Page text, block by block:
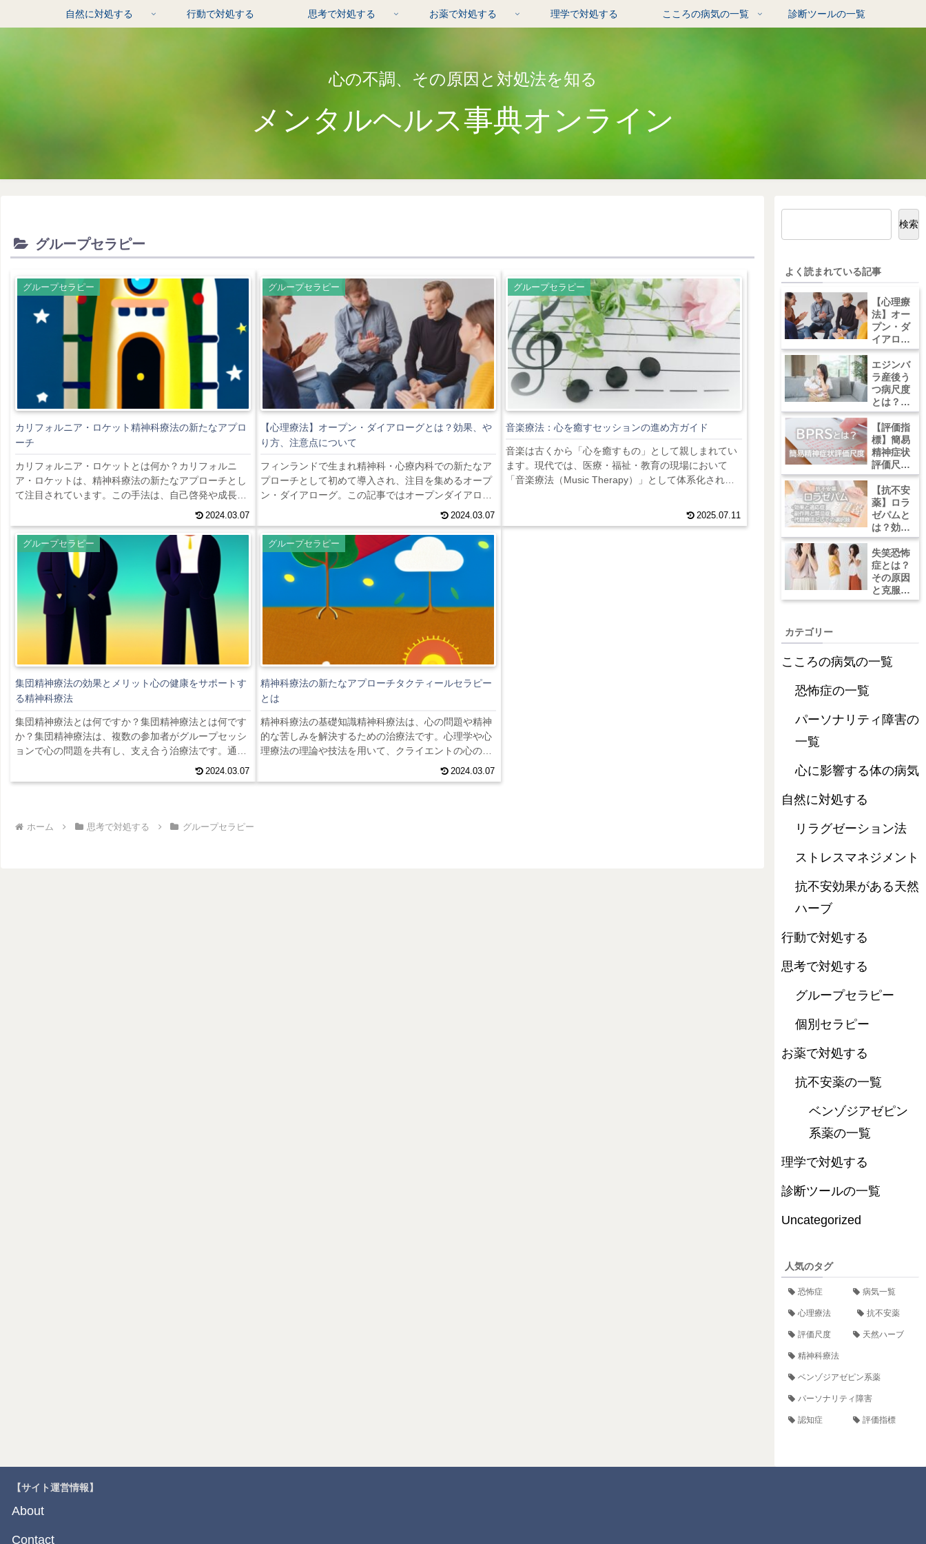
心の不調、その原因と対処法を知る
メンタルヘルス事典オンライン
自然に対処する 行動で対処する 思考で対処する お薬で対処する 理学で対処する こころの病気の一覧 診断ツールの一覧
グループセラピー
グループセラピー
カリフォルニア・ロケット精神科療法の新たなアプロ
ーチ
カリフォルニア・ロケットとは何か？カリフォルニ
ア・ロケットは、精神科療法の新たなアプローチとし
て注目されています。この手法は、自己啓発や成長を
促進するためのツールとして使用されます。カリフォ
ルニア・ロケットは、アドベンチャーセラピーの一形
態であり、自然環境を活用することが特徴です。カリ
フォルニア・ロケットは、参加者がロケットを組み立
て、打ち上げるという体験を通じて、自己の限界を超
えることを目指します。このプロセスは、参加者が自
己の能力や自信を高めることにつながります。また、
ロ...
2024.03.07
グループセラピー
【心理療法】オープン・ダイアローグとは？効果、や
り方、注意点について
フィンランドで生まれ精神科・心療内科での新たなア
プローチとして初めて導入され、注目を集めるオープ
ン・ダイアローグ。この記事ではオープンダイアロー
グの効果、やり方、注意点について解説していきま
す。オープン・ダイアローグとは？オープン・ダイア
ローグは、円形に並んだ椅子に座った参加者が自由な
発言によって自信の経験や課題について共有するグル
ープセッションです。特徴として、個人の問題を単独
で解決するのではなく、関係者全員が共同で取り組む
ことを重視しています。このアプローチは、患者だけ
で...
2024.03.07
グループセラピー
音楽療法：心を癒すセッションの進め方ガイド
音楽は古くから「心を癒すもの」として親しまれてい
ます。現代では、医療・福祉・教育の現場において
「音楽療法（Music Therapy）」として体系化され、
2025.07.11
グループセラピー
集団精神療法の効果とメリット心の健康をサポートす
る精神科療法
集団精神療法とは何ですか？集団精神療法とは何です
か？集団精神療法は、複数の参加者がグループセッシ
ョンで心の問題を共有し、支え合う治療法です。通
常、グループは専門の心理療法士やカウンセラーによ
って指導されます。参加者は自分の経験や感情をオー
と比べていくつかのメリットがあります。まず、他の
2024.03.07
グループセラピー
精神科療法の新たなアプローチタクティールセラピー
とは
精神科療法の基礎知識精神科療法は、心の問題や精神
的な苦しみを解決するための治療法です。心理学や心
理療法の理論や技法を用いて、クライエントの心の健
康を改善することを目指します。精神科療法は、個人
セッションやグループセッションなど、さまざまな形
2024.03.07
ホーム 思考で対処する グループセラピー
検索
よく読まれている記事
【心理療
法】オー
プン・ダ
イアロー
グとは？
効果、や
り方、注
意点につ
いて
エジンバ
ラ産後う
つ病尺度
とは？評
価尺度の
意義と使
い方
【評価指
標】簡易
精神症状
評価尺度
（BPRS)
とは？効
果的な評
価方法と
そのメリ
ット＆デ
メリット
【抗不安
薬】ロラ
ゼパムと
は？効果
や副作
用、適切
な使用方
法につい
て
失笑恐怖
症とは？
その原因
と克服方
法につい
カテゴリー
こころの病気の一覧
恐怖症の一覧
パーソナリティ障害の
一覧
心に影響する体の病気
自然に対処する
リラグゼーション法
ストレスマネジメント
抗不安効果がある天然
ハーブ
行動で対処する
思考で対処する
グループセラピー
個別セラピー
お薬で対処する
抗不安薬の一覧
ベンゾジアゼピン
系薬の一覧
理学で対処する
診断ツールの一覧
Uncategorized
人気のタグ
恐怖症 病気一覧
心理療法 抗不安薬
評価尺度 天然ハーブ
精神科療法
ベンゾジアゼピン系薬
パーソナリティ障害
認知症 評価指標
【サイト運営情報】
About
Contact